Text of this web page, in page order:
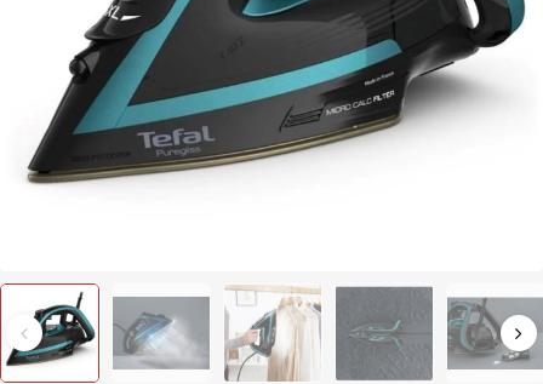
Kişisel Bakım
Züccaciye
Ev Tekstili
Isıtma ve Soğutma